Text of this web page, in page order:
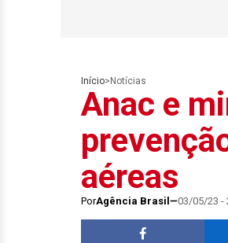
Início> Notícias
Anac e
aéreas
PorAgência Brasil 03/05/23 -